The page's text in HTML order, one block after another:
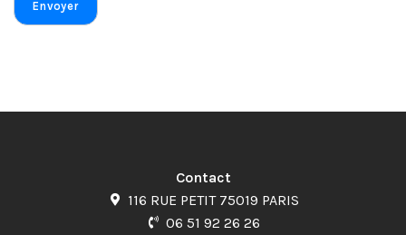
Contact
116 RUE PETIT 75019 PARIS
06 51 92 26 26